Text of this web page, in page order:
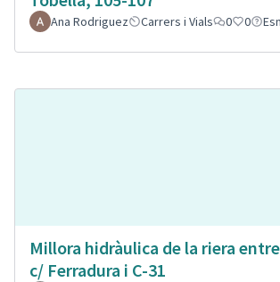
Ana Rodriguez Carrers i Vials 0 0
Millora hidràulica de la riera entre
c/ Ferradura i C-31